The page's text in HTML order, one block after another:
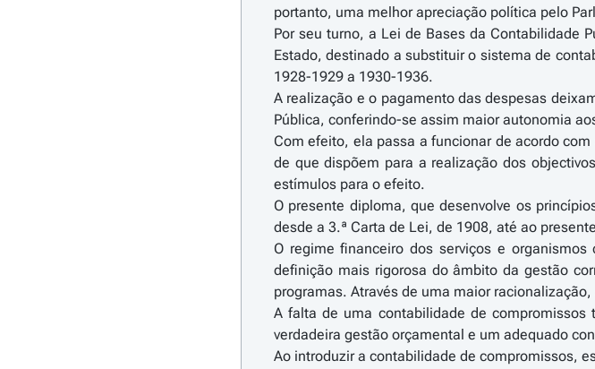
portanto, uma melhor apreciação política pelo
Por seu turno, a Lei de Bases da Contabilidade
Estado, destinado a substituir o sistema de
1928-1929 a 1930-1936.
A realização e o pagamento das despesas
Pública, conferindo-se assim maior autonomia
Com efeito, ela passa a funcionar de acordo
de que dispõem para a realização dos
estímulos para o efeito.
O presente diploma, que desenvolve os
desde a 3.ª Carta de Lei, de 1908, até ao
O regime financeiro dos serviços e
definição mais rigorosa do âmbito da gestão
programas. Através de uma maior
A falta de uma contabilidade de
verdadeira gestão orçamental e um adequado
Ao introduzir a contabilidade de compromissos,